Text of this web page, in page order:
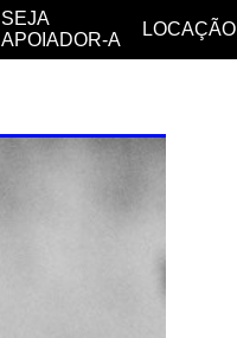
SEJA
APOIADOR-A
LOCAÇÃO